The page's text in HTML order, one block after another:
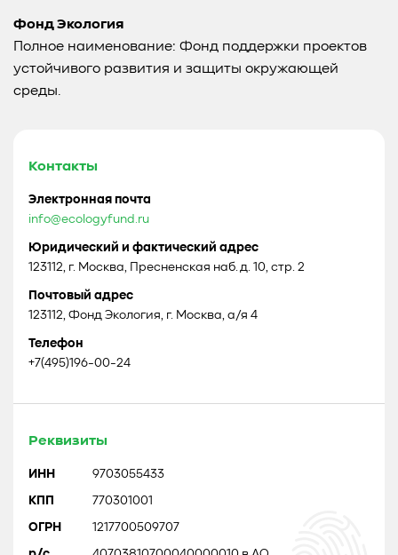
Фонд Экология
Полное наименование: Фонд поддержки проектов
устойчивого развития и защиты окружающей
среды.
Контакты
Электронная почта
info@ecologyfund.ru
Юридический и фактический адрес
123112, г. Москва, Пресненская наб. д. 10, стр. 2
Почтовый адрес
123112, Фонд Экология, г. Москва, а/я 4
Телефон
+7(495)196-00-24
Реквизиты
ИНН 9703055433
КПП 770301001
ОГРН 1217700509707